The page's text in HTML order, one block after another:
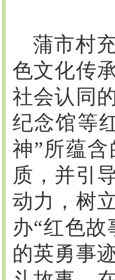
蒲市村
色文化传
社会认同
纪念馆等
神”所蕴
质，并引
动力，树
办“红色
的英勇事